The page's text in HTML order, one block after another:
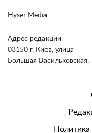
Hyser Media
Адрес редакции
03150 г. Киев, улица
Большая Васильковская,